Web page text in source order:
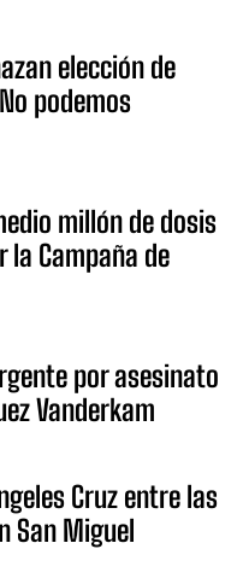
elección de
podemos
millón de dosis
la Campaña de
por asesinato
Vanderkam
Cruz entre las
San Miguel